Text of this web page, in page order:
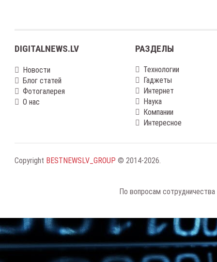
DIGITALNEWS.LV
Новости
Блог статей
Фотогалерея
О нас
РАЗДЕЛЫ
Технологии
Гаджеты
Интернет
Наука
Компании
Интересное
Copyright BESTNEWSLV_GROUP © 2014-2026.
По вопросам